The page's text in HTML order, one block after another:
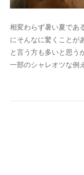
相変わらず暑い夏であ
にそんなに驚くことが
と言う方も多いと思う
一部のシャレオツな例